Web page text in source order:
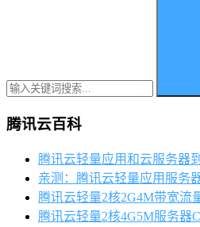
腾讯云百科
腾讯云轻量应用和云服务器
亲测：腾讯云轻量应用服务
腾讯云轻量2核2G4M带宽流
腾讯云轻量2核4G5M服务器